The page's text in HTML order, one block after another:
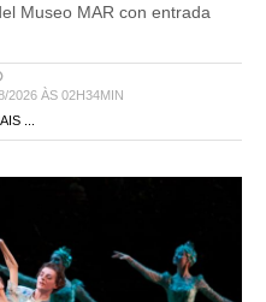
Museo MAR con entrada
2026 ÀS 02H34MIN
...